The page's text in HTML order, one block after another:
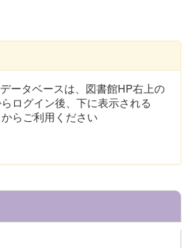
ータベースは、図書館HP右上の
ログイン後、下に表示される
らご利用ください